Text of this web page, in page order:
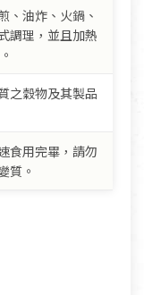
、油炸、火鍋、
調理，並且加熱
之穀物及其製品
食用完畢，請勿
質。